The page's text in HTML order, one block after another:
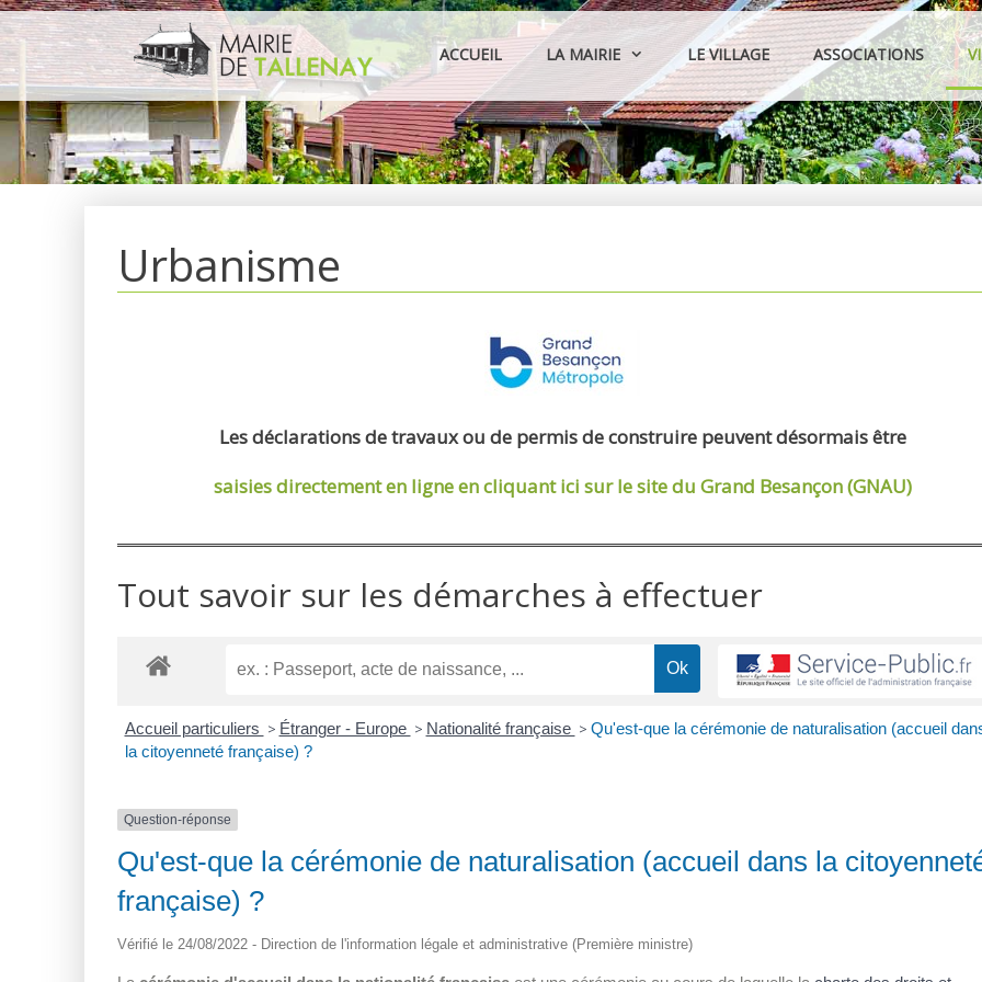
Aller
au
contenu
ACCUEIL LA MAIRIE LE VILLAGE ASSOCIATIONS
Urbanisme
Les déclarations de travaux ou de permis de construire peuvent désormais être
saisies directement en ligneen cliquant ici sur le site du Grand Besançon (GNAU)
Tout savoir sur les démarches à effectuer
Accueil particuliers > Étranger - Europe > Nationalité française > Qu'est-que la cérémonie de naturalisation (accueil
la citoyenneté française) ?
Question-réponse
Qu'est-que la cérémonie de naturalisation (accueil dans la
française) ?
Vérifié le 24/08/2022 - Direction de l'information légale et administrative (Première ministre)